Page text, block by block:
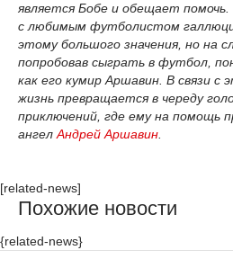
является Бобе и обещает
с любимым футболистом
этому большого значения, но на
попробовав сыграть в футбол,
как его кумир Аршавин. В связи с
жизнь превращается в череду
приключений, где ему на помощь
ангелАндрей Аршавин.
[related-news]
Похожие новости
{related-news}